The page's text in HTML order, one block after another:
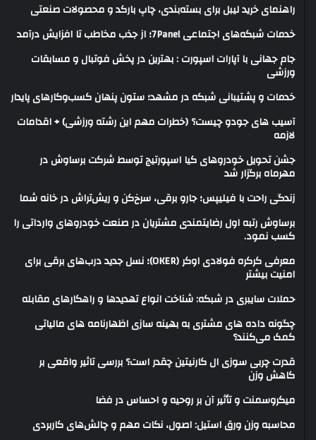
راهنمای خرید لیبل برای بسته‌بندی، چاپ بارکد و محصولات صنعتی
خدمات شبکه‌های اجتماعی 7Panel؛ از جذب مخاطب تا افزایش درآمد
جام جهانی با آپارات اسپورت : بهترین در پخش فوتبال و مسابقات
ورزشی
خدمات و پشتیبانی شبکه در مشهد؛ ستون پنهان کسب‌وکارهای پایدار
آسیب های جودو چیست؟ (خطرات مهم این رشته ورزشی) + اقدامات
لازمه
جشن تحویل خودروهای کیا اسپورتیج توسط شرکت برساوش در
مهرماه برگزار شد
زندگی راحت با فیلیپس؛ جارو برقی، سرخ‌کن و ریش‌تراش در خانه شما
برساوش رتبه اول رضایتمندی مشتریان در صنعت خودروهای وارداتی را
کسب نمود.
معرفی کرکره فولادی اوکر (OKER)؛ نسل جدید درب‌های برقی برای
امنیت بیشتر
حملات سایبری در شبکه: شناخت انواع تهدیدها و راهکارهای مقابله
چگونه داده های مشتری به بهینه سازی اظهارنامه های مالیاتی
کمک می‌کنند؟
قدرت چربی سوزی ال کارنیتین چقدر است؟ بررسی تاثیر واقعی بر
کاهش وزن
میکروسمنت و تأثیر آن بر روحیه و احساس در فضا
محاسبه وزن ورق استیل: اصول، نکات مهم و چالش‌های کاربردی